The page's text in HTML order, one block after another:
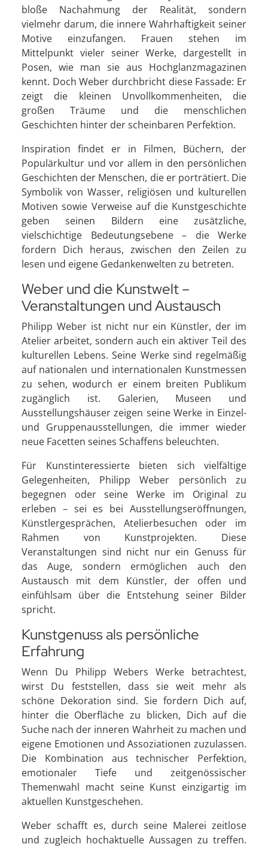
bloße Nachahmung der Realität, sondern
vielmehr darum, die innere Wahrhaftigkeit seiner
Motive einzufangen. Frauen stehen im
Mittelpunkt vieler seiner Werke, dargestellt in
Posen, wie man sie aus Hochglanzmagazinen
kennt. Doch Weber durchbricht diese Fassade: Er
zeigt die kleinen Unvollkommenheiten, die
großen Träume und die menschlichen
Geschichten hinter der scheinbaren Perfektion.
Inspiration findet er in Filmen, Büchern, der
Populärkultur und vor allem in den persönlichen
Geschichten der Menschen, die er porträtiert. Die
Symbolik von Wasser, religiösen und kulturellen
Motiven sowie Verweise auf die Kunstgeschichte
geben seinen Bildern eine zusätzliche,
vielschichtige Bedeutungsebene – die Werke
fordern Dich heraus, zwischen den Zeilen zu
lesen und eigene Gedankenwelten zu betreten.
Weber und die Kunstwelt –
Veranstaltungen und Austausch
Philipp Weber ist nicht nur ein Künstler, der im
Atelier arbeitet, sondern auch ein aktiver Teil des
kulturellen Lebens. Seine Werke sind regelmäßig
auf nationalen und internationalen Kunstmessen
zu sehen, wodurch er einem breiten Publikum
zugänglich ist. Galerien, Museen und
Ausstellungshäuser zeigen seine Werke in Einzel-
und Gruppenausstellungen, die immer wieder
neue Facetten seines Schaffens beleuchten.
Für Kunstinteressierte bieten sich vielfältige
Gelegenheiten, Philipp Weber persönlich zu
begegnen oder seine Werke im Original zu
erleben – sei es bei Ausstellungseröffnungen,
Künstlergesprächen, Atelierbesuchen oder im
Rahmen von Kunstprojekten. Diese
Veranstaltungen sind nicht nur ein Genuss für
das Auge, sondern ermöglichen auch den
Austausch mit dem Künstler, der offen und
einfühlsam über die Entstehung seiner Bilder
spricht.
Kunstgenuss als persönliche
Erfahrung
Wenn Du Philipp Webers Werke betrachtest,
wirst Du feststellen, dass sie weit mehr als
schöne Dekoration sind. Sie fordern Dich auf,
hinter die Oberfläche zu blicken, Dich auf die
Suche nach der inneren Wahrheit zu machen und
eigene Emotionen und Assoziationen zuzulassen.
Die Kombination aus technischer Perfektion,
emotionaler Tiefe und zeitgenössischer
Themenwahl macht seine Kunst einzigartig im
aktuellen Kunstgeschehen.
Weber schafft es, durch seine Malerei zeitlose
und zugleich hochaktuelle Aussagen zu treffen.